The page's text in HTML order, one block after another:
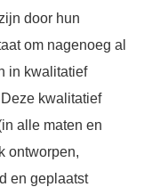
door hun
om nagenoeg al
in kwalitatief
kwalitatief
alle maten en
ontworpen,
en geplaatst